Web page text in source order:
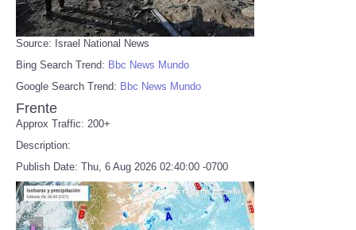
Source: Israel National News
Bing Search Trend: Bbc News Mundo
Google Search Trend: Bbc News Mundo
Frente
Approx Traffic: 200+
Description:
Publish Date: Thu, 6 Aug 2026 02:40:00 -0700